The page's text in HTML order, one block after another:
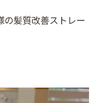
の髪質改善ストレー